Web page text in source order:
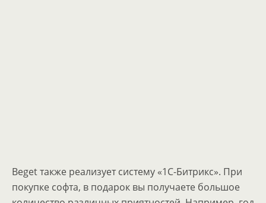
Beget также реализует систему «1С-Битрикс». При
покупке софта, в подарок вы получаете большое